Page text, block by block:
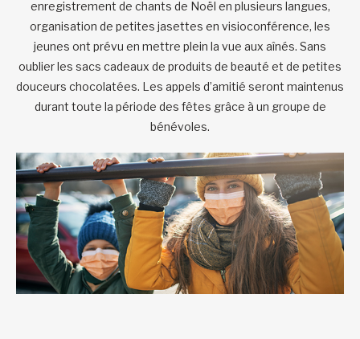
enregistrement de chants de Noël en plusieurs langues,
organisation de petites jasettes en visioconférence, les
jeunes ont prévu en mettre plein la vue aux aînés. Sans
oublier les sacs cadeaux de produits de beauté et de petites
douceurs chocolatées. Les appels d’amitié seront maintenus
durant toute la période des fêtes grâce à un groupe de
bénévoles.